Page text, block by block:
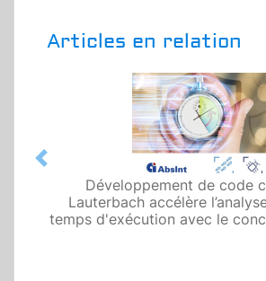
Articles en relation
Développement de code
Lauterbach accélère
temps d'exécution avec le
Previous